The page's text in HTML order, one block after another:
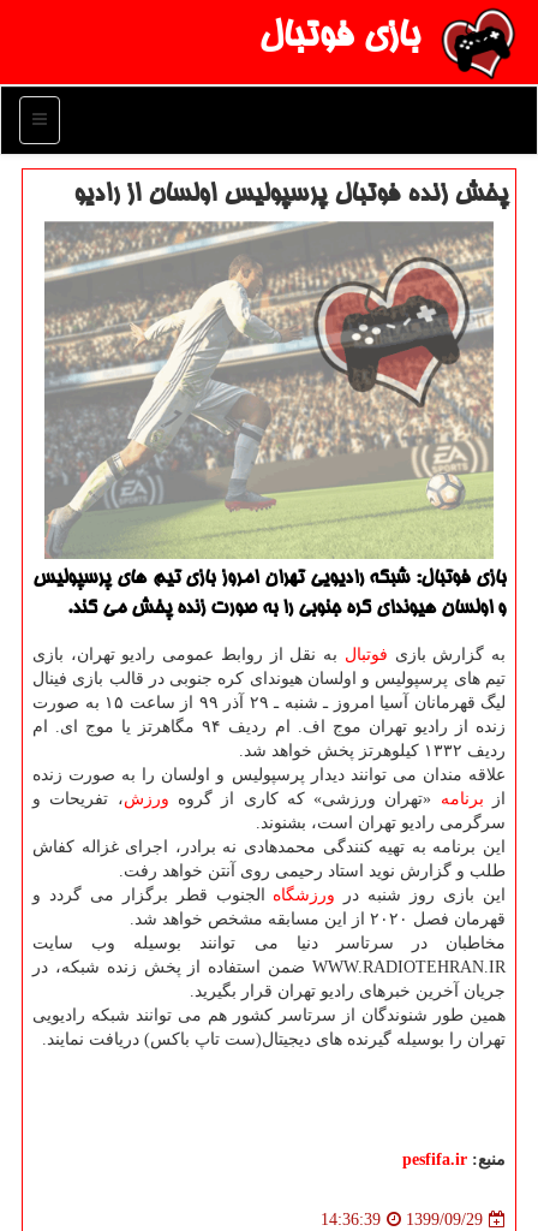
بازی فوتبال
منو
پخش زنده فوتبال پرسپولیس اولسان از رادیو
بازی فوتبال: شبکه رادیویی تهران امروز بازی تیم های پرسپولیس
و اولسان هیوندای کره جنوبی را به صورت زنده پخش می کند.
به گزارش بازی فوتبال به نقل از روابط عمومی رادیو تهران، بازی
تیم های پرسپولیس و اولسان هیوندای کره جنوبی در قالب بازی فینال
لیگ قهرمانان آسیا امروز ـ شنبه ـ ۲۹ آذر ۹۹ از ساعت ۱۵ به صورت
زنده از رادیو تهران موج اف. ام ردیف ۹۴ مگاهرتز یا موج ای. ام
ردیف ۱۳۳۲ کیلوهرتز پخش خواهد شد.
علاقه مندان می توانند دیدار پرسپولیس و اولسان را به صورت زنده
از برنامه «تهران ورزشی» که کاری از گروه ورزش، تفریحات و
سرگرمی رادیو تهران است، بشنوند.
این برنامه به تهیه کنندگی محمدهادی نه برادر، اجرای غزاله کفاش
طلب و گزارش نوید استاد رحیمی روی آنتن خواهد رفت.
این بازی روز شنبه در ورزشگاه الجنوب قطر برگزار می گردد و
قهرمان فصل ۲۰۲۰ از این مسابقه مشخص خواهد شد.
مخاطبان در سرتاسر دنیا می توانند بوسیله وب سایت
WWW.RADIOTEHRAN.IR ضمن استفاده از پخش زنده شبکه، در
جریان آخرین خبرهای رادیو تهران قرار بگیرید.
همین طور شنوندگان از سرتاسر کشور هم می توانند شبکه رادیویی
تهران را بوسیله گیرنده های دیجیتال(ست تاپ باکس) دریافت نمایند.
منبع: pesfifa.ir
1399/09/29
14:36:39